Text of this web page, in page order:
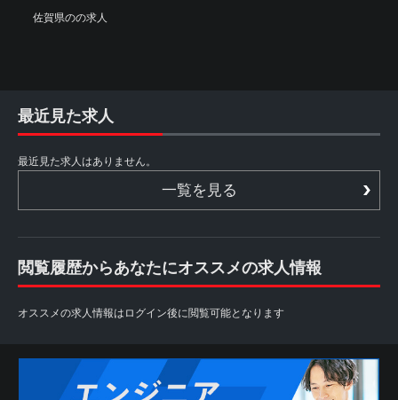
佐賀県のの求人
最近見た求人
最近見た求人はありません。
一覧を見る
閲覧履歴からあなたにオススメの求人情報
オススメの求人情報はログイン後に閲覧可能となります